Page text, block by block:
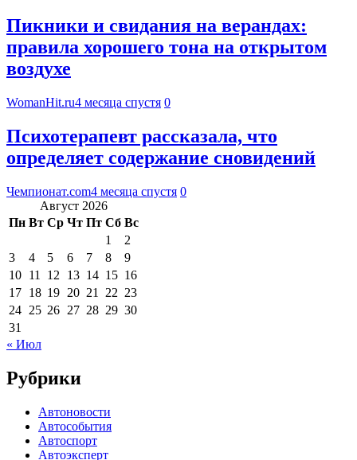
Пикники и свидания на верандах:
правила хорошего тона на открытом
воздухе
WomanHit.ru4 месяца спустя 0
Психотерапевт рассказала, что
определяет содержание сновидений
Чемпионат.com4 месяца спустя 0
Август 2026
Пн Вт Ср Чт Пт Сб Вс
1
2
3
4 5 6 7 8
9
10 11 12 13 14 15 16
17 18 19 20 21 22 23
24 25 26 27 28 29 30
31
« Июл
Рубрики
Автоновости
Автособытия
Автоспорт
Автоэксперт